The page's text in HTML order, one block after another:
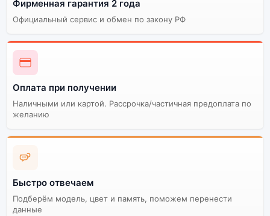
Фирменная гарантия 2 года
Официальный сервис и обмен по закону РФ
Оплата при получении
Наличными или картой. Рассрочка/частичная предоплата по
желанию
Быстро отвечаем
Подберём модель, цвет и память, поможем перенести
данные